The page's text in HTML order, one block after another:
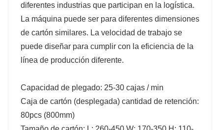
diferentes industrias que participan en la logística.
La máquina puede ser para diferentes dimensiones
de cartón similares. La velocidad de trabajo se
puede diseñar para cumplir con la eficiencia de la
línea de producción diferente.
Capacidad de plegado: 25-30 cajas / min
Caja de cartón (desplegada) cantidad de retención:
80pcs (800mm)